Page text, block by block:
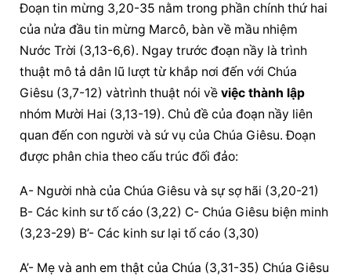
Đoạn tin mừng 3,20-35 nằm trong phần chính thứ hai
của nửa đầu tin mừng Marcô, bàn về mầu nhiệm
Nước Trời (3,13-6,6). Ngay trước đoạn nầy là trình
thuật mô tả dân lũ lượt từ khắp nơi đến với Chúa
Giêsu (3,7-12) vàtrình thuật nói về việc thành lập
nhóm Mười Hai (3,13-19). Chủ đề của đoạn nầy liên
quan đến con người và sứ vụ của Chúa Giêsu. Đoạn
được phân chia theo cấu trúc đối đảo:
A- Người nhà của Chúa Giêsu và sự sợ hãi (3,20-21)
B- Các kinh sư tố cáo (3,22) C- Chúa Giêsu biện minh
(3,23-29) B’- Các kinh sư lại tố cáo (3,30)
A’- Mẹ và anh em thật của Chúa (3,31-35) Chúa Giêsu